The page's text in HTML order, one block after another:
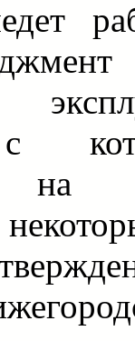
с
на